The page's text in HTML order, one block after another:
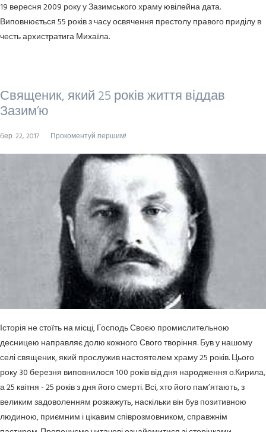
19 вересня 2009 року у Зазимського храму ювілейна дата.
Виповнюється 55 років з часу освячення престолу правого приділу в
честь архистратига Михаїла.
Священик, який 25 років життя віддав
Зазим’ю
бер. 22, 2017 Прокоментуй першим!
Історія не стоїть на місці, Господь Своєю промислительною
десницею направляє долю кожного Свого творіння. Був у нашому
селі священик, який прослужив настоятелем храму 25 років. Цього
року 30 березня виповнилося 100 років від дня народження о.Кирила,
а 25 квітня - 25 років з дня його смерті. Всі, хто його пам’ятають, з
великим задоволенням розкажуть, наскільки він був позитивною
людиною, приємним і цікавим співрозмовником, справжнім